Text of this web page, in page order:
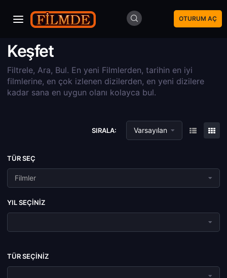
OTURUM AÇ
Keşfet
Filtrele, Ara, Bul. En yeni Filmlerden, tarihin en iyi
filmlerine, en çok izlenen dizilerden, en yeni dizilere
kadar sana en uygun olanı kolayca bul.
SIRALA: Varsayılan
TÜR SEÇ
Filmler
YIL SEÇINIZ
TÜR SEÇINIZ